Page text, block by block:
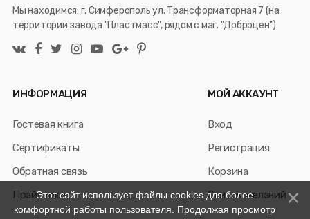
Мы находимся: г. Симферополь ул. Трансформаторная 7 (на
территории завода "Пластмасс", рядом с маг. "Доброцен")
ИНФОРМАЦИЯ
Гостевая книга
Сертификаты
Обратная связь
Прайс лист
МОЙ АККАУНТ
Вход
Регистрация
Корзина
Список желаний
Этот сайт использует файлы cookies для более
комфортной работы пользователя. Продолжая просмотр